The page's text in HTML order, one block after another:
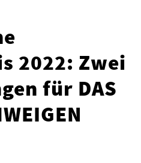
2022: Zwei
für DAS